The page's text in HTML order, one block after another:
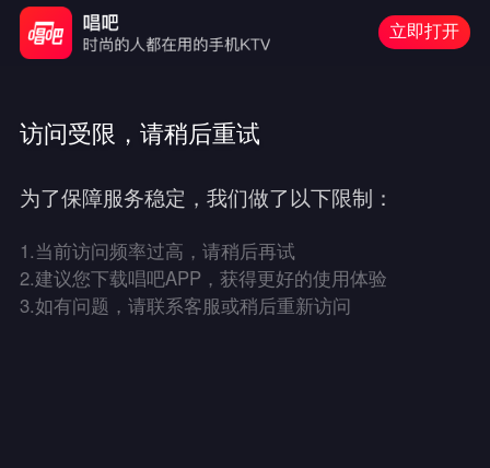
立即打开
访问受限，请稍后重试
为了保障服务稳定，我们做了以下限制：
1.当前访问频率过高，请稍后再试
2.建议您下载唱吧APP，获得更好的使用体验
3.如有问题，请联系客服或稍后重新访问